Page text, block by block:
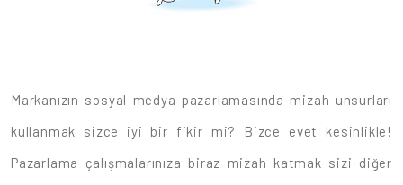
Markanızın sosyal medya pazarlamasında mizah unsurları
kullanmak sizce iyi bir fikir mi? Bizce evet kesinlikle!
Pazarlama çalışmalarınıza biraz mizah katmak sizi diğer